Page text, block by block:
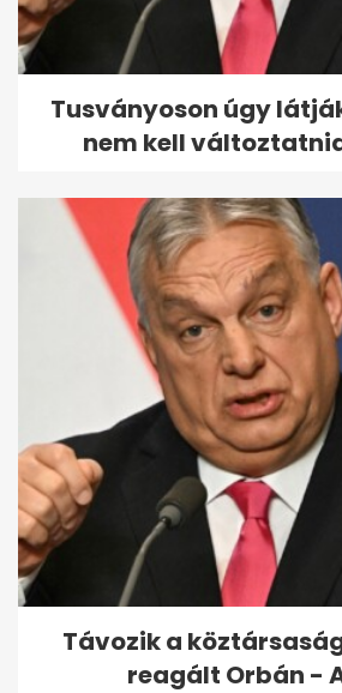
Tusványoson úgy
nem kell
Távozik a
reagált Orbán -